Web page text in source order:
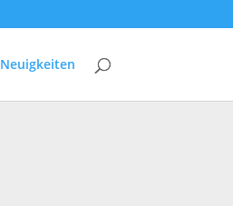
Neuigkeiten